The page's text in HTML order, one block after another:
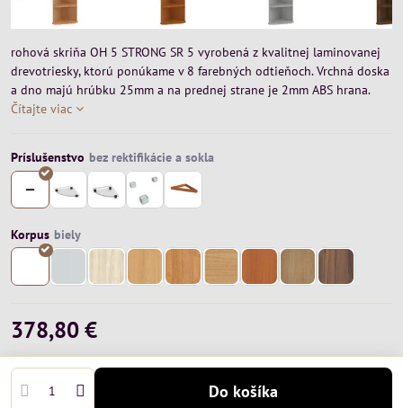
rohová skriňa OH 5 STRONG SR 5 vyrobená z kvalitnej laminovanej
drevotriesky, ktorú ponúkame v 8 farebných odtieňoch. Vrchná doska
a dno majú hrúbku 25mm a na prednej strane je 2mm ABS hrana.
Čítajte viac
Príslušenstvo
Korpus
378,80 €
Do košíka